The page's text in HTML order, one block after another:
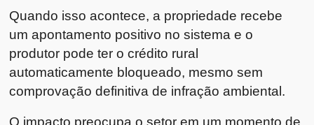
Quando isso acontece, a propriedade recebe
um apontamento positivo no sistema e o
produtor pode ter o crédito rural
automaticamente bloqueado, mesmo sem
comprovação definitiva de infração ambiental.
O impacto preocupa o setor em um momento de